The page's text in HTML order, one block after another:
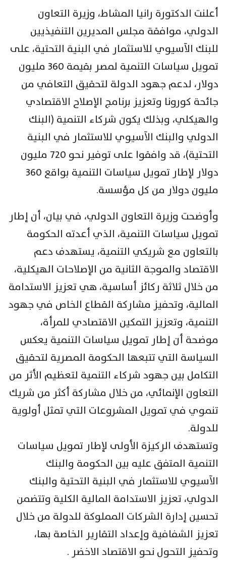
أعلنت الدكتورة رانيا المشاط، وزيرة التعاون
الدولي، موافقة مجلس المديرين التنفيذيين
للبنك الآسيوي للاستثمار في البنية التحتية، على
تمويل سياسات التنمية لمصر بقيمة 360 مليون
دولار، لدعم جهود الدولة لتحقيق التعافي من
جائحة كورونا وتعزيز برنامج الإصلاح الاقتصادي
والهيكلي، وبذلك يكون شركاء التنمية (البنك
الدولي والبنك الآسيوي للاستثمار في البنية
التحتية)، قد وافقوا على توفير نحو 720 مليون
دولار لإطار تمويل سياسات التنمية بواقع 360
مليون دولار من كل مؤسسة.
وأوضحت وزيرة التعاون الدولي، في بيان، أن إطار
تمويل سياسات التنمية، الذي أعدته الحكومة
بالتعاون مع شريكي التنمية، يستهدف دعم
الاقتصاد والموجة الثانية من الإصلاحات الهيكلية،
من خلال ثلاثة ركائز أساسية، هي تعزيز الاستدامة
المالية، وتحفيز مشاركة القطاع الخاص في جهود
التنمية، وتعزيز التمكين الاقتصادي للمرأة،
موضحة أن إطار تمويل سياسات التنمية يعكس
السياسة التي تتبعها الحكومة المصرية لتحقيق
التكامل بين جهود شركاء التنمية لتعظيم الأثر من
التعاون الإنمائي، من خلال مشاركة أكثر من شريك
تنموي في تمويل المشروعات التي تمثل أولوية
للدولة.
وتستهدف الركيزة الأولى لإطار تمويل سياسات
التنمية المتفق عليه بين الحكومة والبنك
الآسيوي للاستثمار في البنية التحتية والبنك
الدولي، تعزيز الاستدامة المالية الكلية وتتضمن
تحسين إدارة الشركات المملوكة للدولة من خلال
تعزيز الشفافية وإعداد التقارير الخاصة بها،
وتحفيز التحول نحو الاقتصاد الاخضر .